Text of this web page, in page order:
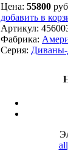
Цена: 55800
добавить в
Артикул:
Фабрика:
Серия: